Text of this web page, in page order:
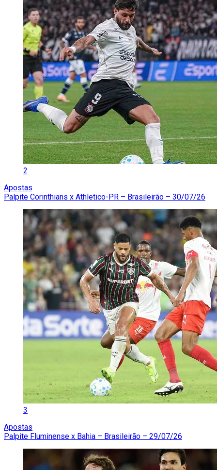
2
Apostas
Palpite Corinthians x Athletico-PR – Brasileirão – 30/07/26
3
Apostas
Palpite Fluminense x Bahia – Brasileirão – 29/07/26